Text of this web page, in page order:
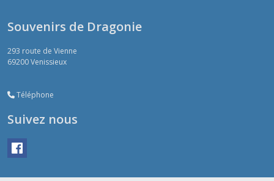
Souvenirs de Dragonie
293 route de Vienne
69200Venissieux
Téléphone
Suivez nous